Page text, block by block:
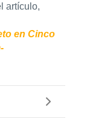
artículo,
en Cinco